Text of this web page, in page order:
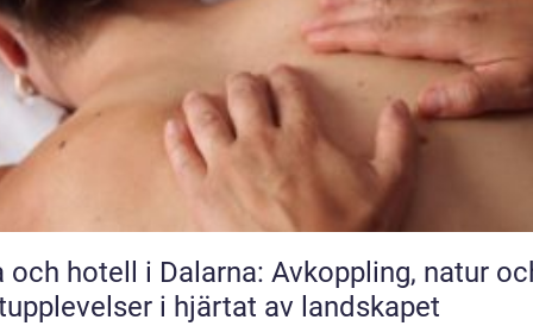
och hotell i Dalarna: Avkoppling, natur
i hjärtat av landskapet